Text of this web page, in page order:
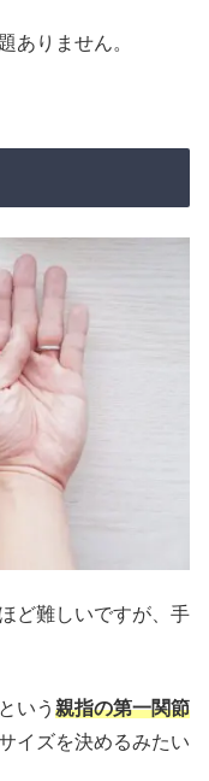
ありません。
ど難しいですが、手
という 親指の第一関節
イズを決めるみたい